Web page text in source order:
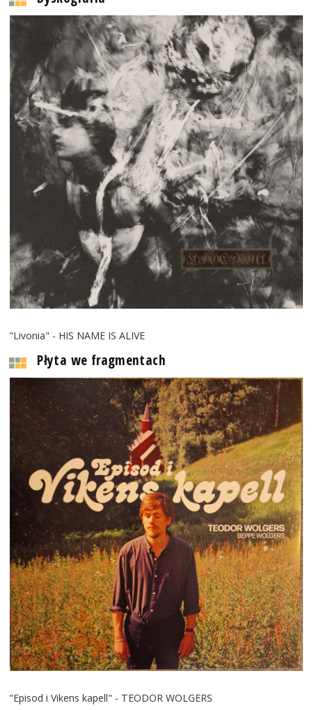
"Livonia" - HIS NAME IS ALIVE
Płyta we fragmentach
"Episod i Vikens kapell" - TEODOR WOLGERS